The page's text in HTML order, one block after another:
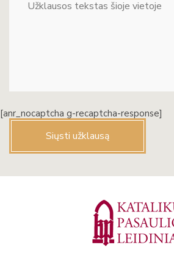
[anr_nocaptcha g-recaptcha-response]